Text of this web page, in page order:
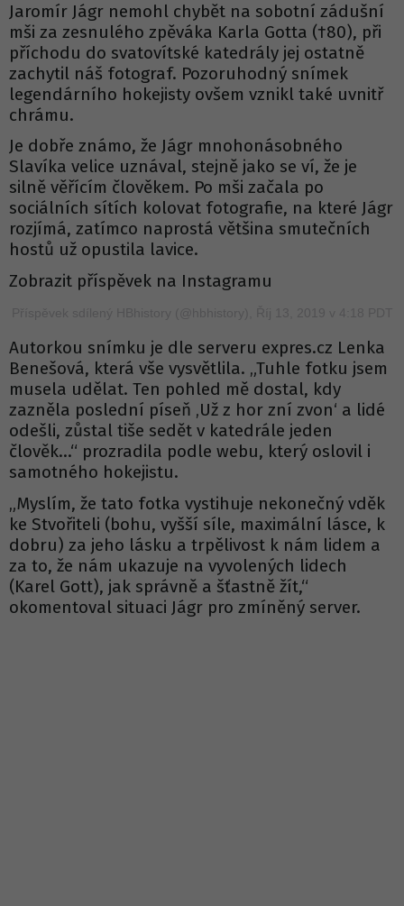
Jaromír Jágr nemohl chybět na sobotní zádušní
mši za zesnulého zpěváka Karla Gotta (†80), při
příchodu do svatovítské katedrály jej ostatně
zachytil náš fotograf. Pozoruhodný snímek
legendárního hokejisty ovšem vznikl také uvnitř
chrámu.
Je dobře známo, že Jágr mnohonásobného
Slavíka velice uznával, stejně jako se ví, že je
silně věřícím člověkem. Po mši začala po
sociálních sítích kolovat fotografie, na které Jágr
rozjímá, zatímco naprostá většina smutečních
hostů už opustila lavice.
Zobrazit příspěvek na Instagramu
Autorkou snímku je dle serveru expres.cz Lenka
Benešová, která vše vysvětlila. „Tuhle fotku jsem
musela udělat. Ten pohled mě dostal, kdy
zazněla poslední píseň ‚Už z hor zní zvon‘ a lidé
odešli, zůstal tiše sedět v katedrále jeden
člověk…“ prozradila podle webu, který oslovil i
samotného hokejistu.
„Myslím, že tato fotka vystihuje nekonečný vděk
ke Stvořiteli (bohu, vyšší síle, maximální lásce, k
dobru) za jeho lásku a trpělivost k nám lidem a
za to, že nám ukazuje na vyvolených lidech
(Karel Gott), jak správně a šťastně žít,“
okomentoval situaci Jágr pro zmíněný server.